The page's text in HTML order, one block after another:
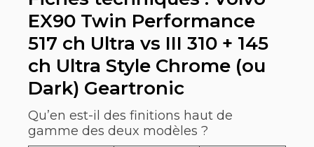
EX90 Twin Performance
517 ch Ultra vs III 310 + 145
ch Ultra Style Chrome (ou
Dark) Geartronic
Qu’en est-il des finitions haut de
gamme des deux modèles ?